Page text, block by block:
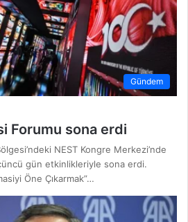
Gündem
Forumu sona erdi
NEST Kongre Merkezi’nde
gün etkinlikleriyle sona erdi.
Öne Çıkarmak”…